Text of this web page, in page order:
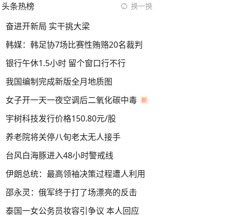
头条热榜 换一换
奋进开新局 实干挑大梁
韩媒：韩足协7场比赛性贿赂20名裁判
银行午休1.5小时 留个窗口行不行
我国编制完成新版全月地质图
女子开一天一夜空调后二氧化碳中毒
宇树科技发行价格150.80元/股
养老院将关停八旬老太无人接手
台风白海豚进入48小时警戒线
伊朗总统：最高领袖决策过程遭人利用
邵永灵：俄军终于打了场漂亮的反击
泰国一女公务员妆容引争议 本人回应